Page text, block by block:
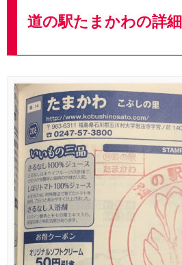
道の駅たまかわの詳細